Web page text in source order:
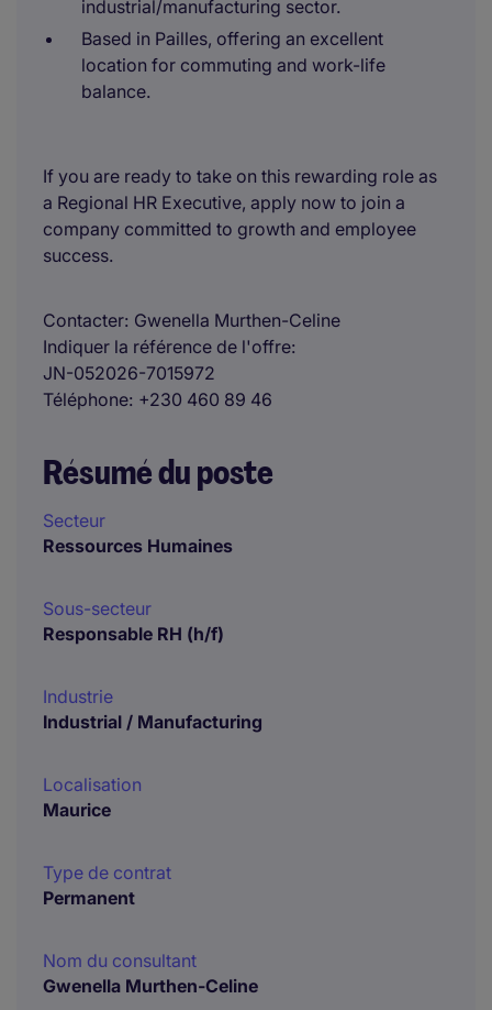
industrial/manufacturing sector.
Based in Pailles, offering an excellent
location for commuting and work-life
balance.
If you are ready to take on this rewarding role as
a Regional HR Executive, apply now to join a
company committed to growth and employee
success.
Contacter Gwenella Murthen-Celine
Indiquer la référence de l'offre
JN-052026-7015972
Téléphone +230 460 89 46
Résumé du poste
Secteur
Ressources Humaines
Sous-secteur
Responsable RH (h/f)
Industrie
Industrial / Manufacturing
Localisation
Maurice
Type de contrat
Permanent
Nom du consultant
Gwenella Murthen-Celine